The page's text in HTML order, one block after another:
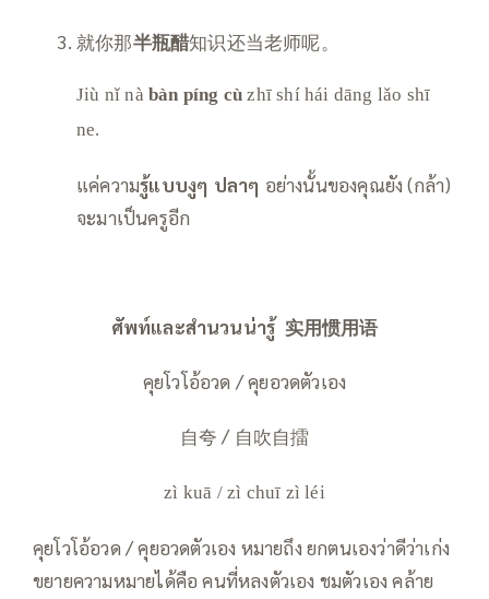
就你那半瓶醋知识还当老师呢。
Jiù nǐ nà bàn píng cù zhī shí hái dāng lǎo shī
ne.
แค่ความรู้แบบงูๆ ปลาๆ อย่างนั้นของคุณยัง (กล้า)
จะมาเป็นครูอีก
ศัพท์และสำนวนน่ารู้ 实用惯用语
คุยโวโอ้อวด / คุยอวดตัวเอง
自夸 / 自吹自擂
zì kuā / zì chuī zì léi
คุยโวโอ้อวด / คุยอวดตัวเอง หมายถึง ยกตนเองว่าดีว่าเก่ง
ขยายความหมายได้คือ คนที่หลงตัวเอง ชมตัวเอง คล้าย